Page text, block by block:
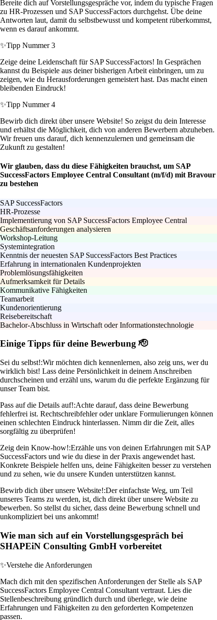
Bereite dich auf Vorstellungsgespräche vor, indem du typische Fragen
zu HR-Prozessen und SAP SuccessFactors durchgehst. Übe deine
Antworten laut, damit du selbstbewusst und kompetent rüberkommst,
wenn es darauf ankommt.
✨Tipp Nummer 3
Zeige deine Leidenschaft für SAP SuccessFactors! In Gesprächen
kannst du Beispiele aus deiner bisherigen Arbeit einbringen, um zu
zeigen, wie du Herausforderungen gemeistert hast. Das macht einen
bleibenden Eindruck!
✨Tipp Nummer 4
Bewirb dich direkt über unsere Website! So zeigst du dein Interesse
und erhältst die Möglichkeit, dich von anderen Bewerbern abzuheben.
Wir freuen uns darauf, dich kennenzulernen und gemeinsam die
Zukunft zu gestalten!
Wir glauben, dass du diese Fähigkeiten brauchst, um SAP
SuccessFactors Employee Central Consultant (m/f/d) mit Bravour
zu bestehen
SAP SuccessFactors
HR-Prozesse
Implementierung von SAP SuccessFactors Employee Central
Geschäftsanforderungen analysieren
Workshop-Leitung
Systemintegration
Kenntnis der neuesten SAP SuccessFactors Best Practices
Erfahrung in internationalen Kundenprojekten
Problemlösungsfähigkeiten
Aufmerksamkeit für Details
Kommunikative Fähigkeiten
Teamarbeit
Kundenorientierung
Reisebereitschaft
Bachelor-Abschluss in Wirtschaft oder Informationstechnologie
Einige Tipps für deine Bewerbung 🫡
Sei du selbst!:Wir möchten dich kennenlernen, also zeig uns, wer du
wirklich bist! Lass deine Persönlichkeit in deinem Anschreiben
durchscheinen und erzähl uns, warum du die perfekte Ergänzung für
unser Team bist.
Pass auf die Details auf!:Achte darauf, dass deine Bewerbung
fehlerfrei ist. Rechtschreibfehler oder unklare Formulierungen können
einen schlechten Eindruck hinterlassen. Nimm dir die Zeit, alles
sorgfältig zu überprüfen!
Zeig dein Know-how!:Erzähle uns von deinen Erfahrungen mit SAP
SuccessFactors und wie du diese in der Praxis angewendet hast.
Konkrete Beispiele helfen uns, deine Fähigkeiten besser zu verstehen
und zu sehen, wie du unsere Kunden unterstützen kannst.
Bewirb dich über unsere Website!:Der einfachste Weg, um Teil
unseres Teams zu werden, ist, dich direkt über unsere Website zu
bewerben. So stellst du sicher, dass deine Bewerbung schnell und
unkompliziert bei uns ankommt!
Wie man sich auf ein Vorstellungsgespräch bei
SHAPEiN Consulting GmbH vorbereitet
✨Verstehe die Anforderungen
Mach dich mit den spezifischen Anforderungen der Stelle als SAP
SuccessFactors Employee Central Consultant vertraut. Lies die
Stellenbeschreibung gründlich durch und überlege, wie deine
Erfahrungen und Fähigkeiten zu den geforderten Kompetenzen
passen.